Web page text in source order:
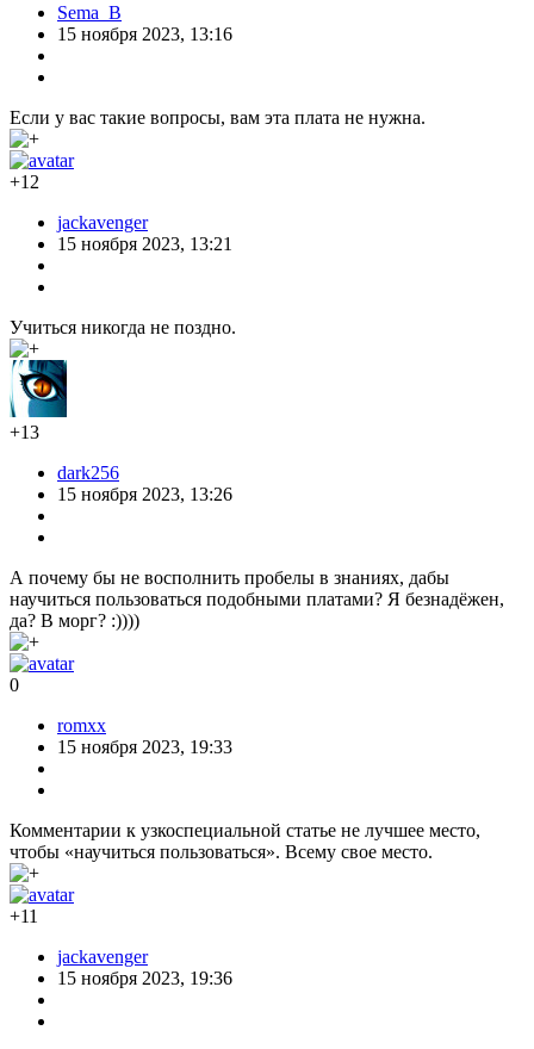
Sema_B
15 ноября 2023, 13:16
Если у вас такие вопросы, вам эта плата не нужна.
+12
jackavenger
15 ноября 2023, 13:21
Учиться никогда не поздно.
+13
dark256
15 ноября 2023, 13:26
А почему бы не восполнить пробелы в знаниях, дабы
научиться пользоваться подобными платами? Я безнадёжен,
да? В морг? :))))
0
romxx
15 ноября 2023, 19:33
Комментарии к узкоспециальной статье не лучшее место,
чтобы «научиться пользоваться». Всему свое место.
+11
jackavenger
15 ноября 2023, 19:36